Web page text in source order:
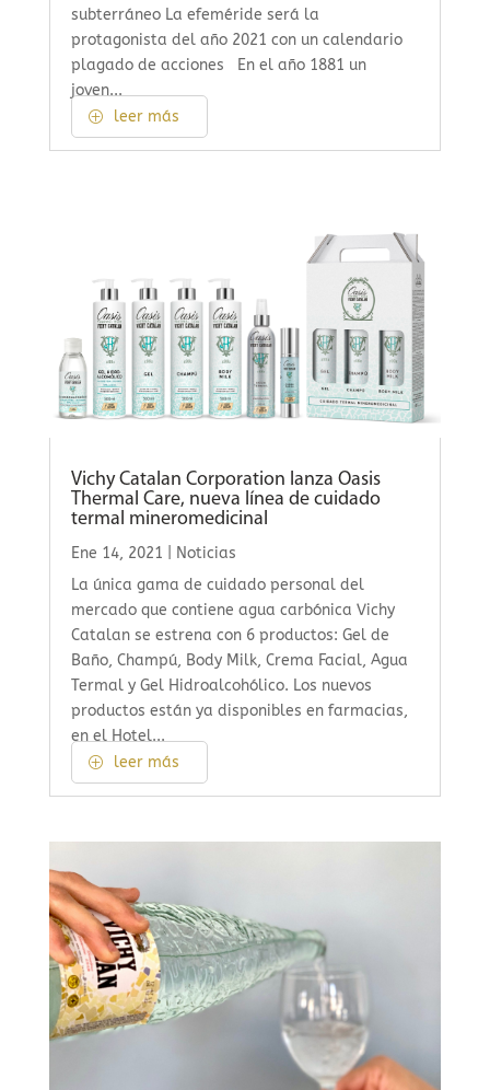
subterráneo La efeméride será la
protagonista del año 2021 con un calendario
plagado de acciones En el año 1881 un
joven...
leer más
Vichy Catalan Corporation lanza Oasis
Thermal Care, nueva línea de cuidado
termal mineromedicinal
Ene 14, 2021
Noticias
La única gama de cuidado personal del
mercado que contiene agua carbónica Vichy
Catalan se estrena con 6 productos: Gel de
Baño, Champú, Body Milk, Crema Facial, Agua
Termal y Gel Hidroalcohólico. Los nuevos
productos están ya disponibles en farmacias,
en el Hotel...
leer más